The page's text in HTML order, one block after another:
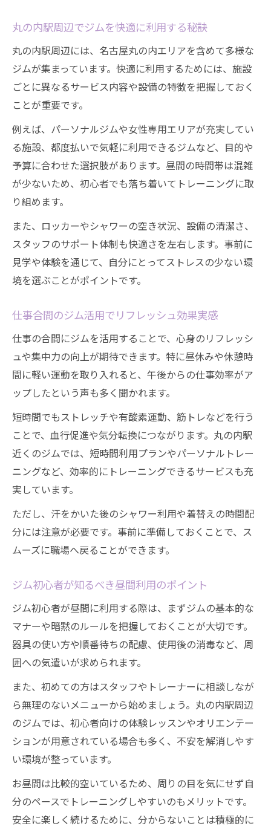
ジム体験で分かるパーソナル指導のメリッ
ト
名古屋丸の内のパーソナルジムで安心デビ
ュー
ビジター利用から始めるお昼のジムライフ入門
ビジター利用で気軽にジム体験を始める方
法
昼間のジム通いが初めてでも安心な理由と
は
仕事合間でも通いやすいジムビジター活用
法
ジム初心者必見のビジタープラン選びのコ
ツ
昼間利用でジムライフを無理なく始める秘
丸の内駅周辺でジムを快適に利用する秘訣
丸の内駅周辺には、名古屋丸の内エリアを含めて多様な
ジムが集まっています。快適に利用するためには、施設
ごとに異なるサービス内容や設備の特徴を把握しておく
ことが重要です。
例えば、パーソナルジムや女性専用エリアが充実してい
る施設、都度払いで気軽に利用できるジムなど、目的や
予算に合わせた選択肢があります。昼間の時間帯は混雑
が少ないため、初心者でも落ち着いてトレーニングに取
り組めます。
また、ロッカーやシャワーの空き状況、設備の清潔さ、
スタッフのサポート体制も快適さを左右します。事前に
見学や体験を通じて、自分にとってストレスの少ない環
境を選ぶことがポイントです。
仕事合間のジム活用でリフレッシュ効果実感
仕事の合間にジムを活用することで、心身のリフレッシ
ュや集中力の向上が期待できます。特に昼休みや休憩時
間に軽い運動を取り入れると、午後からの仕事効率がア
ップしたという声も多く聞かれます。
短時間でもストレッチや有酸素運動、筋トレなどを行う
ことで、血行促進や気分転換につながります。丸の内駅
近くのジムでは、短時間利用プランやパーソナルトレー
ニングなど、効率的にトレーニングできるサービスも充
実しています。
ただし、汗をかいた後のシャワー利用や着替えの時間配
分には注意が必要です。事前に準備しておくことで、ス
ムーズに職場へ戻ることができます。
ジム初心者が知るべき昼間利用のポイント
ジム初心者が昼間に利用する際は、まずジムの基本的な
マナーや暗黙のルールを把握しておくことが大切です。
器具の使い方や順番待ちの配慮、使用後の消毒など、周
囲への気遣いが求められます。
また、初めての方はスタッフやトレーナーに相談しなが
ら無理のないメニューから始めましょう。丸の内駅周辺
のジムでは、初心者向けの体験レッスンやオリエンテー
ションが用意されている場合も多く、不安を解消しやす
い環境が整っています。
お昼間は比較的空いているため、周りの目を気にせず自
分のペースでトレーニングしやすいのもメリットです。
安全に楽しく続けるために、分からないことは積極的に